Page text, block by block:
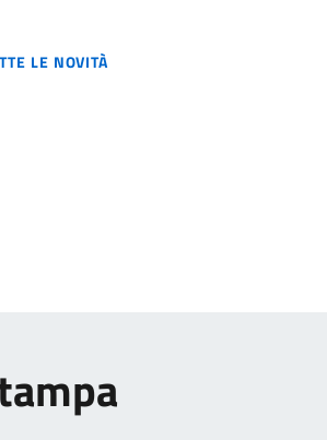
LE NOVITÀ